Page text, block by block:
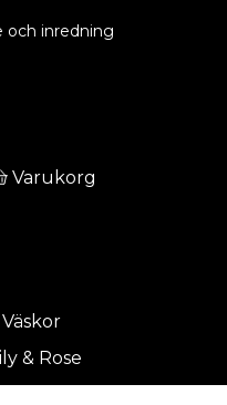
och inredning
Varukorg
Väskor
& Rose